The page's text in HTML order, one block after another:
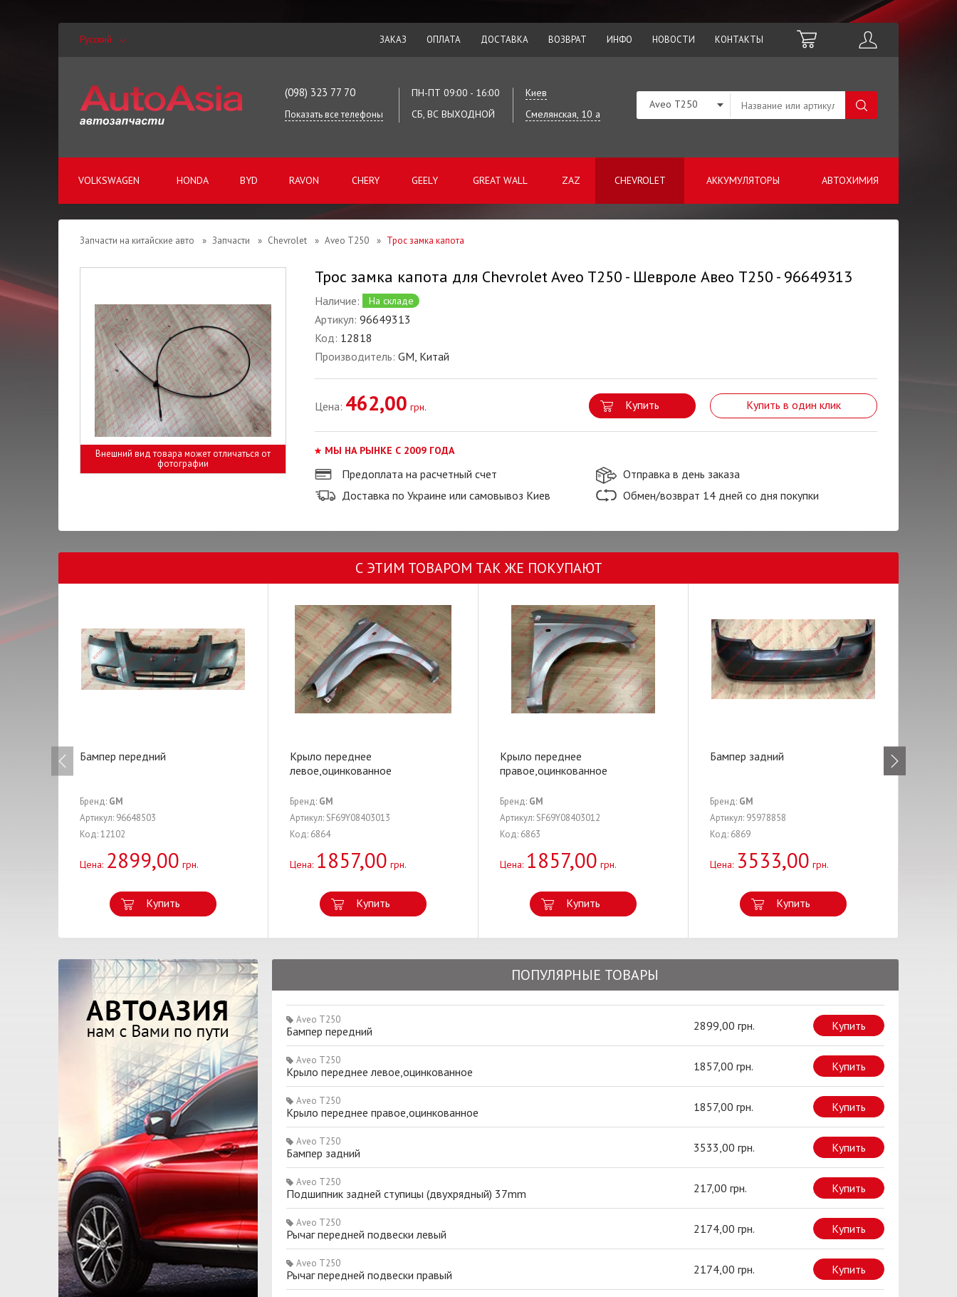
Русский ЗАКАЗ ОПЛАТА ДОСТАВКА ВОЗВРАТ ИНФО НОВОСТИ КОНТАКТЫ
(098) 323 77 70
Показать все телефоны
ПН-ПТ 09:00 - 16:00
СБ, ВС ВЫХОДНОЙ
Киев
Смелянская, 10 а
VOLKSWAGEN HONDA BYD RAVON CHERY GEELY GREAT WALL ZAZ CHEVROLET АККУМУЛЯТОРЫ АВТОХИМИЯ
Aveo T250
Запчасти на китайские авто » Запчасти » Chevrolet » Aveo T250 » Трос замка капота
Внешний вид товара может отличаться от
фотографии
Трос замка капота для Chevrolet Aveo T250 - Шевроле Авео Т250 - 96649313
Наличие: На складе
Артикул: 96649313
Код: 12818
Производитель: GM, Китай
Цена: 462,00 грн. Купить Купить в один клик
МЫ НА РЫНКЕ С 2009 ГОДА
Предоплата на расчетный счет
Отправка в день заказа
Доставка по Украине или самовывоз Киев
Обмен/возврат 14 дней со дня покупки
С ЭТИМ ТОВАРОМ ТАК ЖЕ ПОКУПАЮТ
Бампер передний
Бренд: GM
Артикул: 96648503
Код: 12102
Цена: 2899,00 грн.
Купить
Крыло переднее
левое,оцинкованное
Бренд: GM
Артикул: SF69Y08403013
Код: 6864
Цена: 1857,00 грн.
Купить
Крыло переднее
правое,оцинкованное
Бренд: GM
Артикул: SF69Y08403012
Код: 6863
Цена: 1857,00 грн.
Купить
Бампер задний
Бренд: GM
Артикул: 95978858
Код: 6869
Цена: 3533,00 грн.
Купить
ПОПУЛЯРНЫЕ ТОВАРЫ
Aveo T250
Бампер передний 2899,00 грн. Купить
Aveo T250
Крыло переднее левое,оцинкованное 1857,00 грн. Купить
Aveo T250
Крыло переднее правое,оцинкованное 1857,00 грн. Купить
Aveo T250
Бампер задний 3533,00 грн. Купить
Aveo T250
Подшипник задней ступицы (двухрядный) 37mm 217,00 грн. Купить
Aveo T250
Рычаг передней подвески левый 2174,00 грн. Купить
Aveo T250
Рычаг передней подвески правый 2174,00 грн. Купить